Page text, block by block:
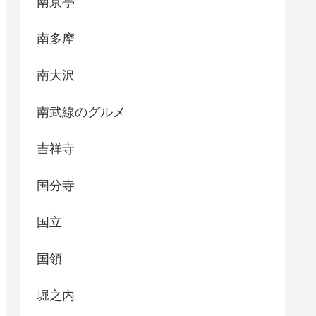
南多摩
南大沢
南武線のグルメ
吉祥寺
国分寺
国立
国領
堀之内